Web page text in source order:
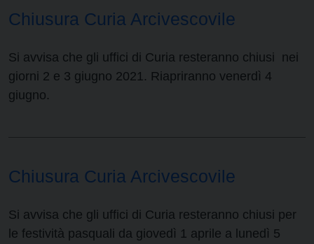
Chiusura Curia Arcivescovile
Si avvisa che gli uffici di Curia resteranno chiusi nei
giorni 2 e 3 giugno 2021. Riapriranno venerdì 4
giugno.
Chiusura Curia Arcivescovile
Si avvisa che gli uffici di Curia resteranno chiusi per
le festività pasquali da giovedì 1 aprile a lunedì 5